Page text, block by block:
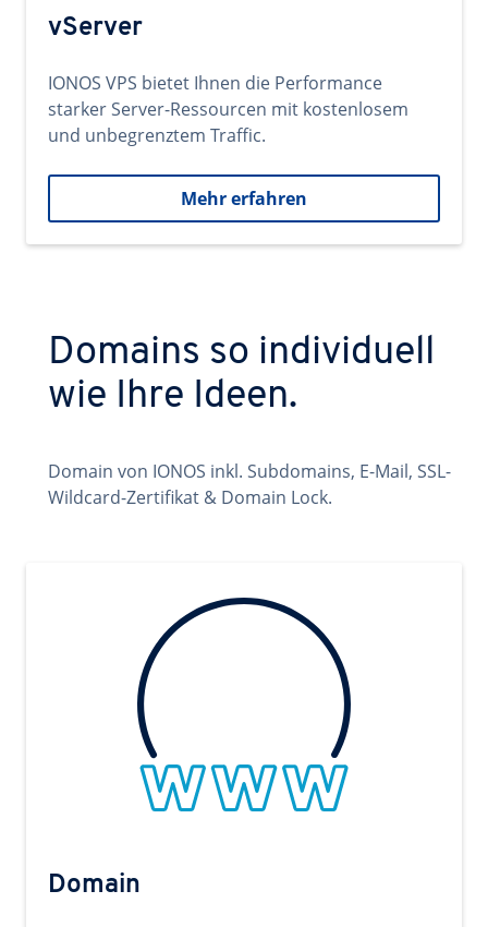
vServer
IONOS VPS bietet Ihnen die Performance
starker Server-Ressourcen mit kostenlosem
und unbegrenztem Traffic.
Mehr erfahren
Domains so individuell
wie Ihre Ideen.
Domain von IONOS inkl. Subdomains, E-Mail, SSL-
Wildcard-Zertifikat & Domain Lock.
Domain